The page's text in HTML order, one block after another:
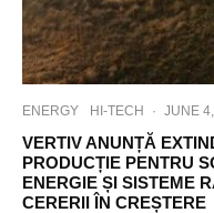
ENERGY HI-TECH · JUNE
VERTIV ANUNȚĂ
PRODUCȚIE PENTRU
ENERGIE ȘI SISTEME
CERERII ÎN CREȘTERE